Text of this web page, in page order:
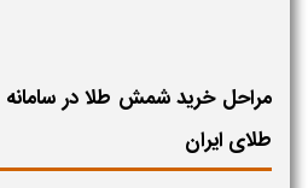
مراحل خرید شمش طلا در سامانه
طلای ایران